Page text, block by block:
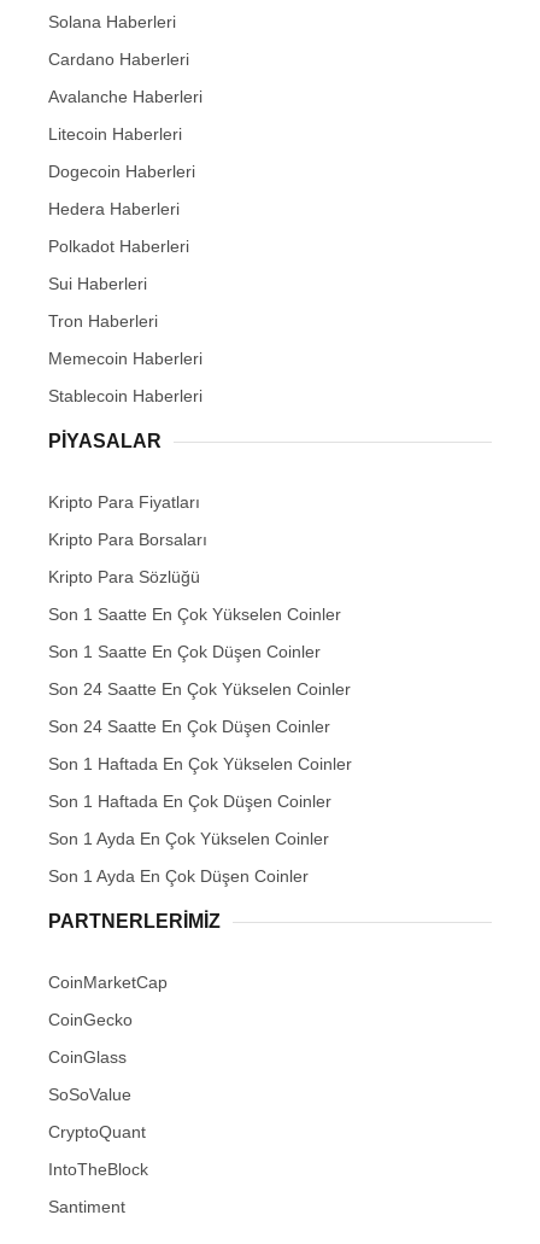
Solana Haberleri
Cardano Haberleri
Avalanche Haberleri
Litecoin Haberleri
Dogecoin Haberleri
Hedera Haberleri
Polkadot Haberleri
Sui Haberleri
Tron Haberleri
Memecoin Haberleri
Stablecoin Haberleri
PIYASALAR
Kripto Para Fiyatları
Kripto Para Borsaları
Kripto Para Sözlüğü
Son 1 Saatte En Çok Yükselen Coinler
Son 1 Saatte En Çok Düşen Coinler
Son 24 Saatte En Çok Yükselen Coinler
Son 24 Saatte En Çok Düşen Coinler
Son 1 Haftada En Çok Yükselen Coinler
Son 1 Haftada En Çok Düşen Coinler
Son 1 Ayda En Çok Yükselen Coinler
Son 1 Ayda En Çok Düşen Coinler
PARTNERLERIMIZ
CoinMarketCap
CoinGecko
CoinGlass
SoSoValue
CryptoQuant
IntoTheBlock
Santiment